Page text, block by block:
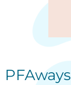
PFAways